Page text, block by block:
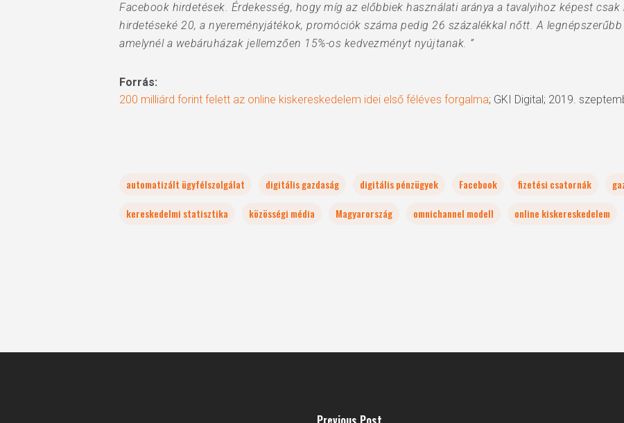
Facebook hirdetések. Érdekesség, hogy míg az előbbiek használati aránya a tavalyihoz képest
hirdetéseké 20, a nyereményjátékok, promóciók száma pedig 26 százalékkal nőtt. A
amelynél a webáruházak jellemzően 15%-os kedvezményt nyújtanak. ”
Forrás:
200 milliárd forint felett az online kiskereskedelem idei első féléves forgalma; GKI Digital; 2019.
automatizált ügyfélszolgálat digitális gazdaság digitális pénzügyek Facebook fizetési csatornák
kereskedelmi statisztika
közösségi média Magyarország omnichannel modell online kiskereskedelem